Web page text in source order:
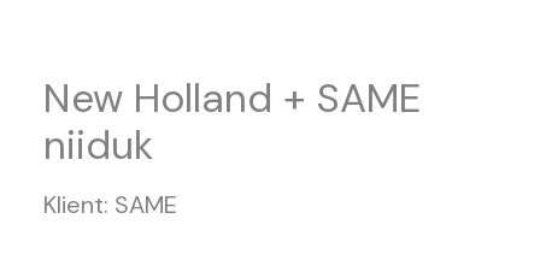
New Holland + SAME
niiduk
Klient: SAME